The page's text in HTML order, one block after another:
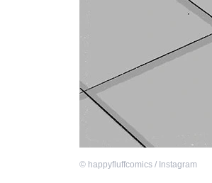
© happyfluffcomics / Instagram